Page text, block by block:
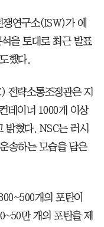
연구소(ISW)가 에
을 토대로 최근 발표
했다.
전략소통조정관은 지
테이너 1000개 이상
밝혔다. NSC는 러시
송하는 모습을 담은
개의 포탄이
만 개의 포탄을 제